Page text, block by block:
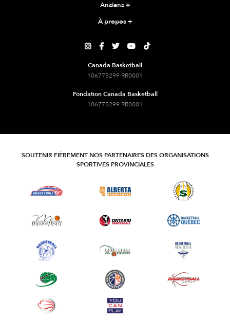
Anciens+
À propos+
    
Canada Basketball
106775299 RR0001
Fondation Canada Basketball
106775299 RR0001
SOUTENIR FIÈREMENT NOS PARTENAIRES DES ORGANISATIONS
SPORTIVES PROVINCIALES